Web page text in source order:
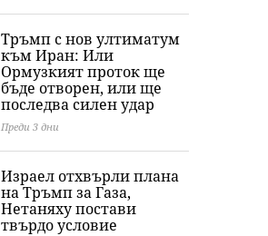
Тръмп с нов ултиматум
към Иран: Или
Ормузкият проток ще
бъде отворен, или ще
последва силен удар
Преди 3 дни
Израел отхвърли плана
на Тръмп за Газа,
Нетаняху постави
твърдо условие